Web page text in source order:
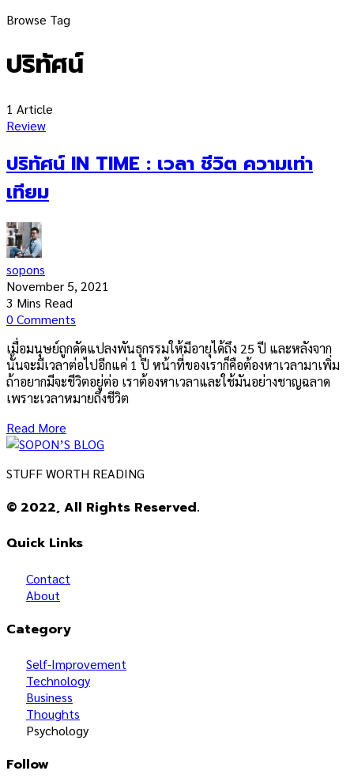
Browse Tag
ปริทัศน์
1 Article
Review
ปริทัศน์ IN TIME : เวลา ชีวิต ความเท่า
เทียม
sopons
November 5, 2021
3 Mins Read
0 Comments
เมื่อมนุษย์ถูกดัดแปลงพันธุกรรมให้มีอายุได้ถึง 25 ปี และหลังจาก
นั้นจะมีเวลาต่อไปอีกแค่ 1 ปี หน้าที่ของเราก็คือต้องหาเวลามาเพิ่ม
ถ้าอยากมีจะชีวิตอยู่ต่อ เราต้องหาเวลาและใช้มันอย่างชาญฉลาด
เพราะเวลาหมายถึงชีวิต
Read More
STUFF WORTH READING
© 2022, All Rights Reserved.
Quick Links
Contact
About
Category
Self-Improvement
Technology
Business
Thoughts
Psychology
Follow